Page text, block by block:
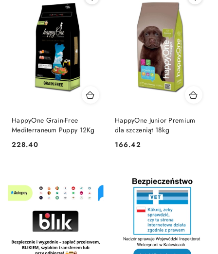
HappyOne Grain-Free
Mediterraneum Puppy 12Kg
Cena:
228.40
HappyOne Junior Premium
dla szczeniąt 18kg
Cena:
166.42